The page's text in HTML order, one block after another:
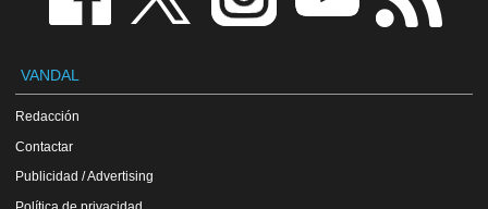
VANDAL
Redacción
Contactar
Publicidad / Advertising
Política de privacidad